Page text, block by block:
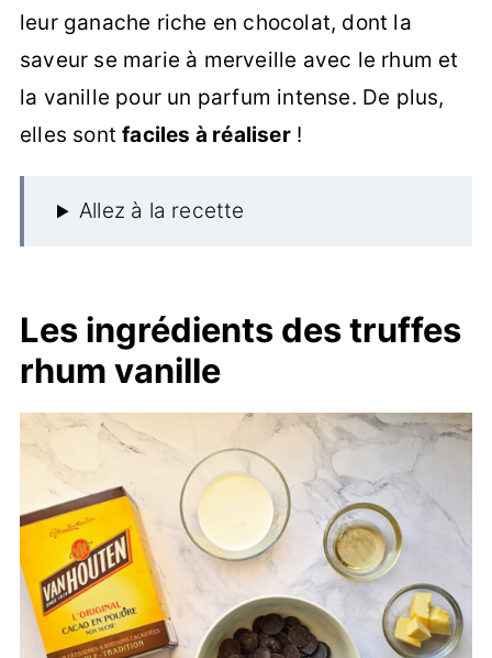
leur ganache riche en chocolat, dont la
saveur se marie à merveille avec le rhum et
la vanille pour un parfum intense. De plus,
elles sontfaciles à réaliser!
Allez à la recette
Les ingrédients des truffes
rhum vanille